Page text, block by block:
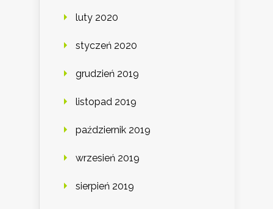
luty 2020
styczeń 2020
grudzień 2019
listopad 2019
październik 2019
wrzesień 2019
sierpień 2019